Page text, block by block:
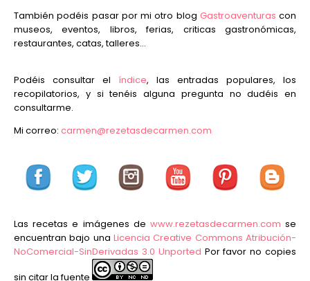
También podéis pasar por mi otro blog Gastroaventuras con
museos, eventos, libros, ferias, criticas gastronómicas,
restaurantes, catas, talleres...
Podéis consultar el índice, las entradas populares, los
recopilatorios, y si tenéis alguna pregunta no dudéis en
consultarme.
Mi correo: carmen@rezetasdecarmen.com
Las recetas e imágenes de www.rezetasdecarmen.com se
encuentran bajo una Licencia Creative Commons Atribución-
NoComercial-SinDerivadas 3.0 Unported Por favor no copies
sin citar la fuente